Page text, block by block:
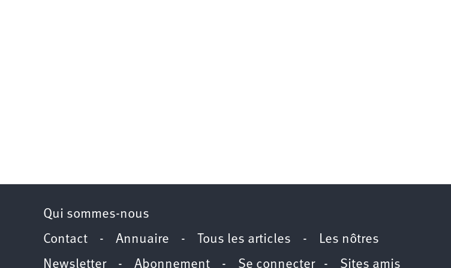
Qui sommes-nous
Contact - Annuaire - Tous les articles - Les nôtres
Newsletter- Abonnement - Se connecter- Sites amis